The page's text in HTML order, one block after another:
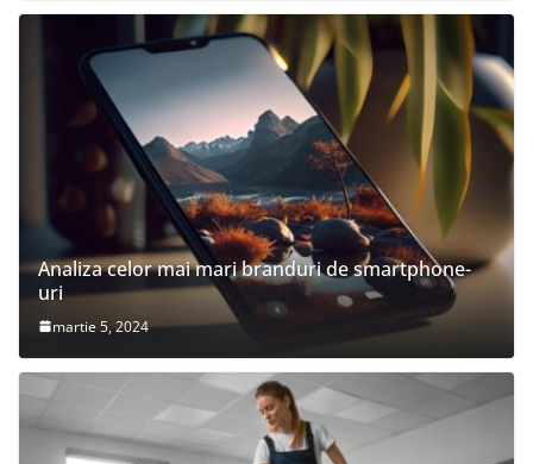
Analiza celor mai mari branduri de smartphone-
uri
martie 5, 2024